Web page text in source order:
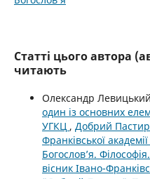
Статті цього автора
читають
Олександр
один із основних
УГКЦ , Добрий
Франківської
Богослов’я.
вісник Івано-